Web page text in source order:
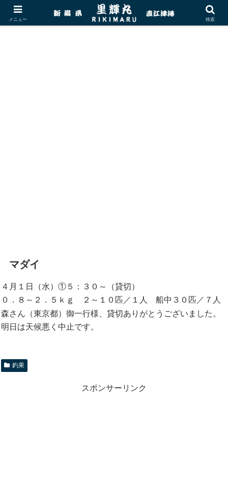
マダイ
４月１日（水）①５：３０～（貸切）
０．８～２．５ｋｇ ２～１０匹／１人 船中３０匹／７人
森さん（東京都）御一行様、貸切ありがとうございました。
明日は天候悪く中止です。
釣果
スポンサーリンク
メニュー 検索